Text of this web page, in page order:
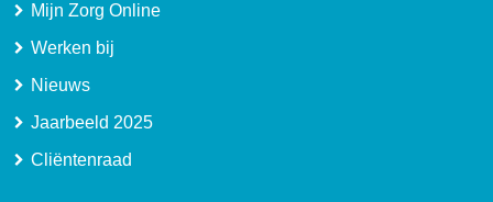
Mijn Zorg Online
Werken bij
Nieuws
Jaarbeeld 2025
Cliëntenraad